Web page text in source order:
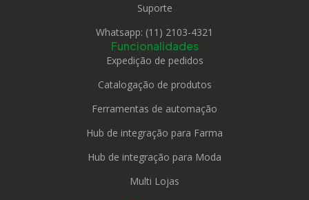
Suporte
Whatsapp: (11) 2103-4321
Funcionalidades
Expedição de pedidos
Catalogação de produtos
Ferramentas de automação
Hub de integração para Farma
Hub de integração para Moda
Multi Lojas